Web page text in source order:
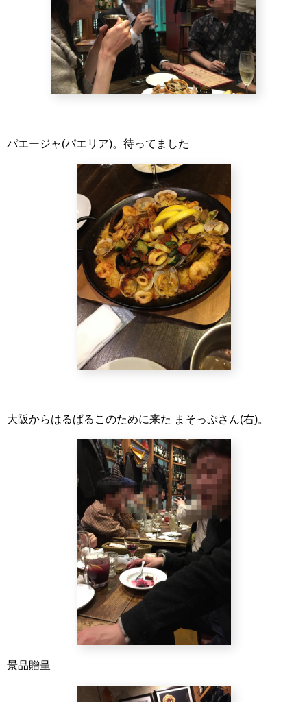
パエージャ(パエリア)。待ってました
大阪からはるばるこのために来た まそっぷさん(右)。
景品贈呈